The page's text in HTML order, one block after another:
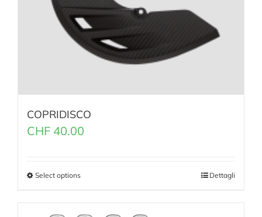
COPRIDISCO
CHF 40.00
Select options Dettagli